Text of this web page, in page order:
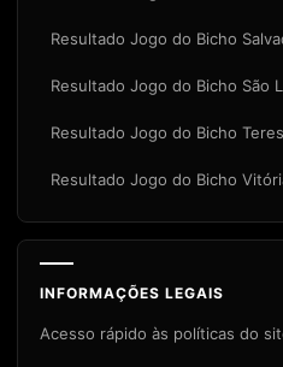
Resultado Jogo do Bicho
Resultado Jogo do Bicho São
Resultado Jogo do Bicho
Resultado Jogo do Bicho
INFORMAÇÕES LEGAIS
Acesso rápido às políticas do